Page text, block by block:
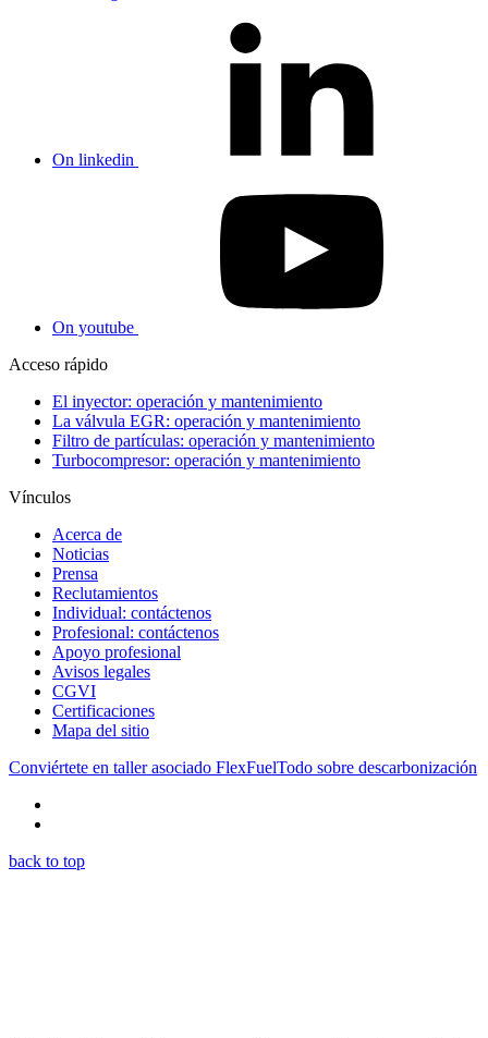
On linkedin
On youtube
Acceso rápido
El inyector: operación y mantenimiento
La válvula EGR: operación y mantenimiento
Filtro de partículas: operación y mantenimiento
Turbocompresor: operación y mantenimiento
Vínculos
Acerca de
Noticias
Prensa
Reclutamientos
Individual: contáctenos
Profesional: contáctenos
Apoyo profesional
Avisos legales
CGVI
Certificaciones
Mapa del sitio
Conviértete en taller asociado FlexFuelTodo sobre descarbonización
back to top